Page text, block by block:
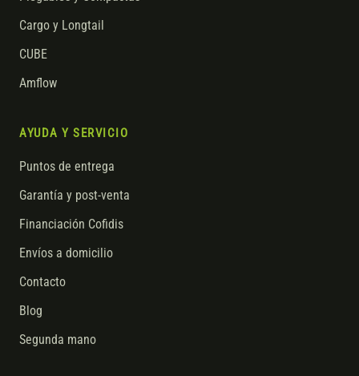
Cargo y Longtail
CUBE
Amflow
AYUDA Y SERVICIO
Puntos de entrega
Garantía y post-venta
Financiación Cofidis
Envíos a domicilio
Contacto
Blog
Segunda mano